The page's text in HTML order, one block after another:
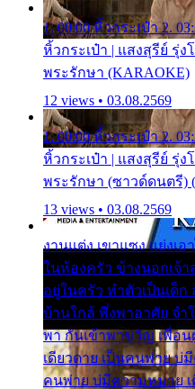
1. 00:00 หิ้วกระเป๋า 2.
หิ้วกระเป๋า | แสงสุรีย์ รุ่ง
พระรักษา (KARAOKE)
12 views • 03.08.2569
1. 00:00 หิ้วกระเป๋า 2.
หิ้วกระเป๋า | แสงสุรีย์ รุ่ง
พระรักษา (ซาวด์ดนตรี)
13 views • 03.08.2569
งานแต่ง เขาแซง แย่งเ
ในห้องครัว ข้างนอกเจ้า
อยู่ในครัว ทำตัวเป็นเด็ก
บ้านใกล้ พึ่งพาอาศัย จำ
พา กันเข้าพาขวัญ เพื่อน
เดียวดาย เป็นคนพ่าย บ่
คนพ่าย บ่มีความหมาย เ